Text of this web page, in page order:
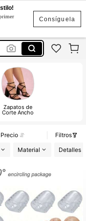
Consíguela
Mujer
Sandalias Elegantes De Mujer
Zapatos de
Corte Ancho
Precio
Filtros
Material Detalles